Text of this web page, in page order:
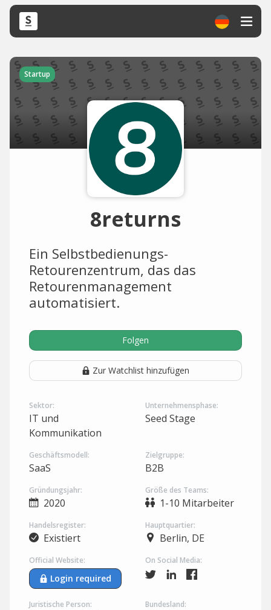
Startup
8returns
Ein Selbstbedienungs-
Retourenzentrum, das das
Retourenmanagement
automatisiert.
Folgen
Zur Watchlist hinzufügen
Sektor:
IT und
Kommunikation
Unternehmensphase:
Seed Stage
Geschäftsmodell:
SaaS
Zielgruppe:
B2B
Gründungsjahr:
2020
Größe des Teams:
1-10 Mitarbeiter
Handelsregister:
Existiert
Hauptquartier:
Berlin, DE
Official Website:
Login required
On Social Media:
Juristische Person: Bundesland: